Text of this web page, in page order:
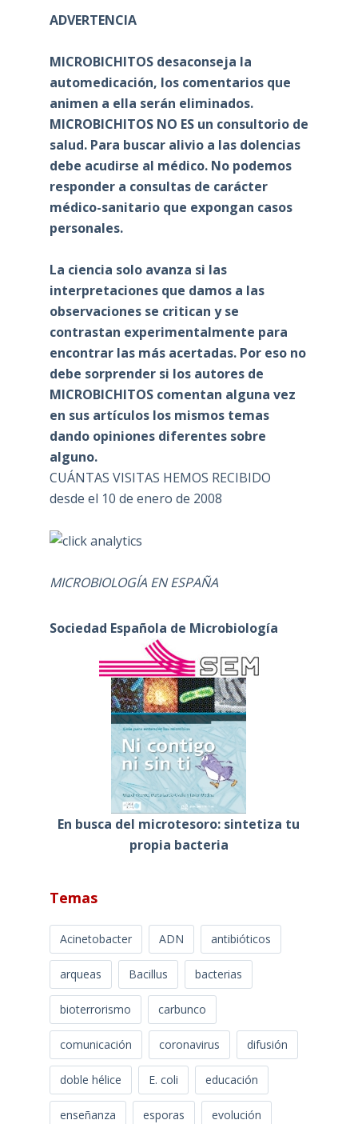
ADVERTENCIA
MICROBICHITOS desaconseja la
automedicación, los comentarios que
animen a ella serán eliminados.
MICROBICHITOS NO ES un consultorio de
salud. Para buscar alivio a las dolencias
debe acudirse al médico. No podemos
responder a consultas de carácter
médico-sanitario que expongan casos
personales.
La ciencia solo avanza si las
interpretaciones que damos a las
observaciones se critican y se
contrastan experimentalmente para
encontrar las más acertadas. Por eso no
debe sorprender si los autores de
MICROBICHITOS comentan alguna vez
en sus artículos los mismos temas
dando opiniones diferentes sobre
alguno.
CUÁNTAS VISITAS HEMOS RECIBIDO
desde el 10 de enero de 2008
MICROBIOLOGÍA EN ESPAÑA
Sociedad Española de Microbiología
En busca del microtesoro: sintetiza tu
propia bacteria
Temas
Acinetobacter ADN antibióticos
arqueas Bacillus bacterias
bioterrorismo carbunco
comunicación coronavirus difusión
doble hélice E. coli educación
enseñanza esporas evolución